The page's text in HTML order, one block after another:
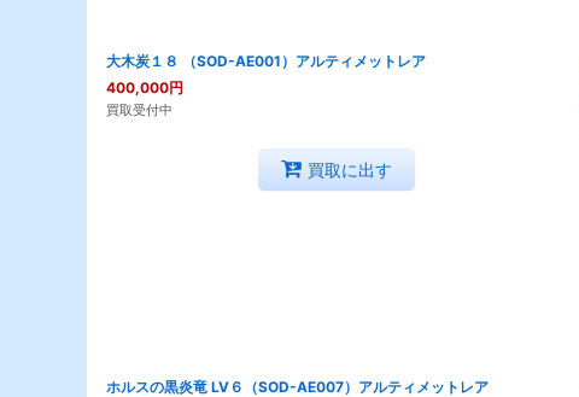
大木炭１８ （SOD-AE001）アルティメットレア
400,000円
買取受付中
買取に出す
ホルスの黒炎竜 LV６（SOD-AE007）アルティメットレア